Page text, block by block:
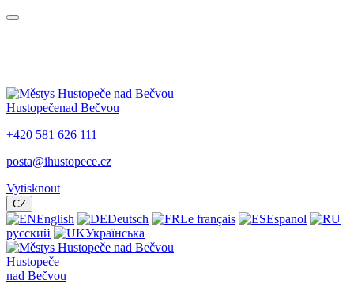
Hustopečenad Bečvou
+420 581 626 111
posta@ihustopece.cz
Vytisknout
CZ
English Deutsch Le français
Espanol
русский
Українська
Hustopeče
nad Bečvou